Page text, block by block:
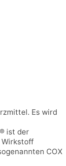
Es wird
ist der
Wirkstoff
COX